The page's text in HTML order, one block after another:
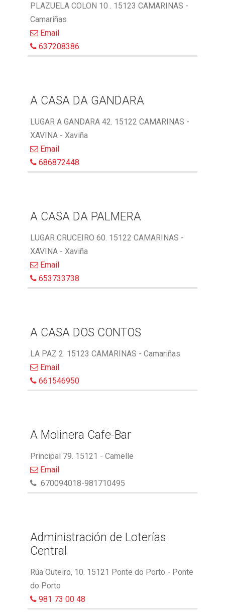
PLAZUELA COLON 10 . 15123 CAMARINAS -
Camariñas
Email
637208386
A CASA DA GANDARA
LUGAR A GANDARA 42. 15122 CAMARINAS -
XAVINA - Xaviña
Email
686872448
A CASA DA PALMERA
LUGAR CRUCEIRO 60. 15122 CAMARINAS -
XAVINA - Xaviña
Email
653733738
A CASA DOS CONTOS
LA PAZ 2. 15123 CAMARINAS - Camariñas
Email
661546950
A Molinera Cafe-Bar
Principal 79. 15121 - Camelle
Email
670094018-981710495
Administración de Loterías
Central
Rúa Outeiro, 10. 15121 Ponte do Porto - Ponte
do Porto
981 73 00 48